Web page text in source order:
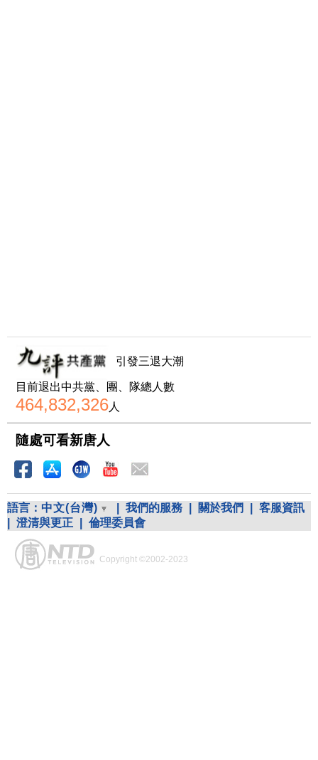
引發三退大潮
目前退出中共黨、團、隊總人數
464,832,326人
隨處可看新唐人
語言： 中文(台灣) 我們的服務 關於我們
客服資訊
澄清與更正 倫理委員會
Copyright ©2002-2023